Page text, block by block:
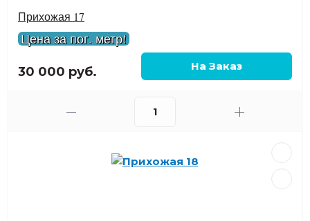
Прихожая 17
Цена за пог. метр!
30 000 руб.